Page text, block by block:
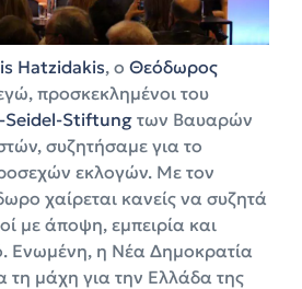
Hatzidakis, ο Θεόδωρος
προσκεκλημένοι του
Seidel-Stiftung των Βαυαρών
συζητήσαμε για το
εκλογών. Με τον
χαίρεται κανείς να συζητά
με άποψη, εμπειρία και
Ενωμένη, η Νέα Δημοκρατία
τη μάχη για την Ελλάδα της